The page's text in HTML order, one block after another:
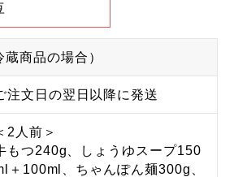
商品の場合）
注文日の翌日以降に発送
2人前＞
もつ240g、しょうゆスープ150
＋100ml、ちゃんぽん麺300g、